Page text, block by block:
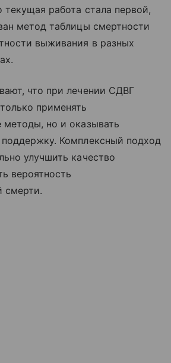
работа стала первой,
метод таблицы смертности
выживания в разных
что при лечении СДВГ
применять
методы, но и оказывать
Комплексный подход
улучшить качество
вероятность
смерти.